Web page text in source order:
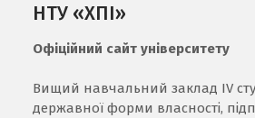
НТУ «ХПІ»
Офіційний сайт університету
Вищий навчальний заклад IV
державної форми власності,